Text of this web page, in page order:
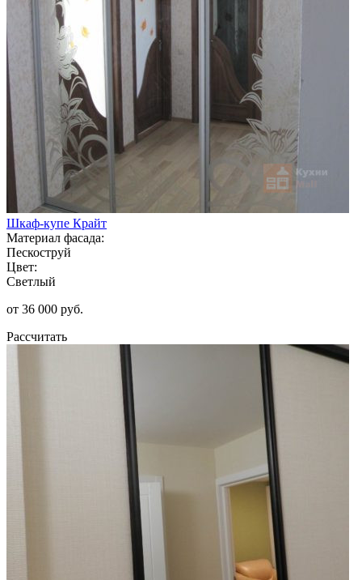
Шкаф-купе Крайт
Материал фасада:
Пескоструй
Цвет:
Светлый
от 36 000 руб.
Рассчитать